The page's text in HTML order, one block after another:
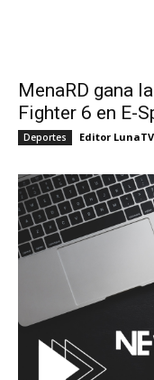
MenaRD gana
Fighter 6 en E-
Deportes Editor LunaTV